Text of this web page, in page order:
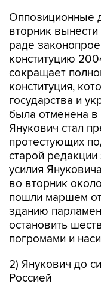
Оппозиционные
вторник
раде
конституцию
сокращает
конституция,
государства и
была отменена в
Янукович стал
протестующих
старой редакции
усилия
во вторник
пошли маршем
зданию
остановить
погромами и
2) Янукович до
Россией